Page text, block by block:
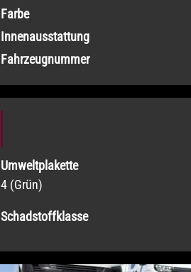
Farbe
Innenausstattung
Fahrzeugnummer
Umweltplakette
4 (Grün)
Schadstoffklasse